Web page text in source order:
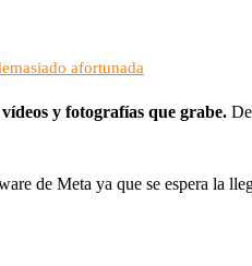
afortunada
y fotografías que grabe.
de Meta ya que se espera la